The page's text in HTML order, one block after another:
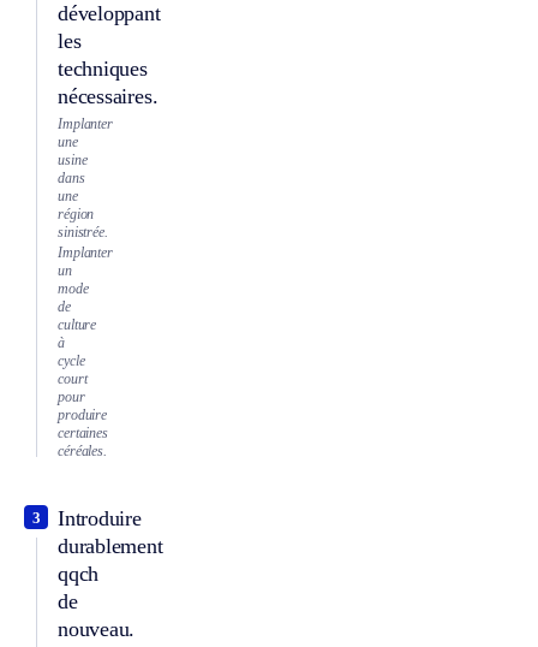
développant
les
techniques
nécessaires.
Implanter
une
usine
dans
une
région
sinistrée.
Implanter
un
mode
de
culture
à
cycle
court
pour
produire
certaines
céréales.
Introduire
durablement
qqch
de
nouveau.
3